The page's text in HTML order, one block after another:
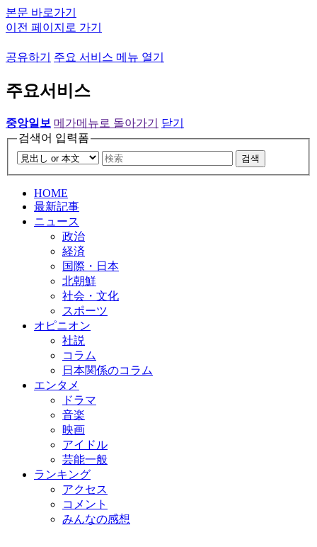
본문 바로가기
이전 페이지로 가기
공유하기 주요 서비스 메뉴 열기
주요서비스
중앙일보 메가메뉴로 돌아가기
닫기
검색어 입력폼
검색
HOME
最新記事
ニュース
政治
経済
国際・日本
北朝鮮
社会・文化
スポーツ
オピニオン
社説
コラム
日本関係のコラム
エンタメ
ドラマ
音楽
映画
アイドル
芸能一般
ランキング
アクセス
コメント
みんなの感想